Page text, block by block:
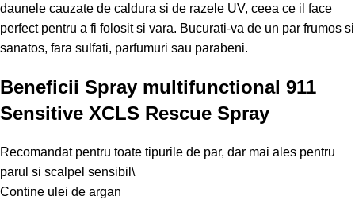
daunele cauzate de caldura si de razele UV, ceea ce il face
perfect pentru a fi folosit si vara. Bucurati-va de un par frumos si
sanatos, fara sulfati, parfumuri sau parabeni.
Beneficii Spray multifunctional 911
Sensitive XCLS Rescue Spray
Recomandat pentru toate tipurile de par, dar mai ales pentru
parul si scalpel sensibil\
Contine ulei de argan